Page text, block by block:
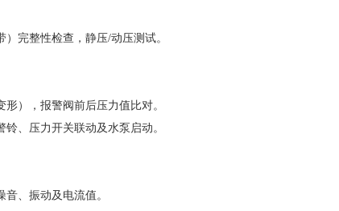
完整性检查，静压/动压测试。
），报警阀前后压力值比对。
、压力开关联动及水泵启动。
、振动及电流值。